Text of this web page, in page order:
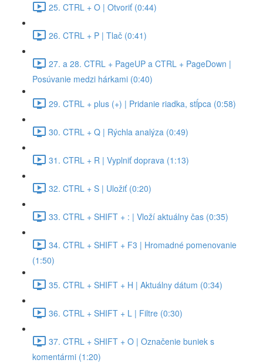
25. CTRL + O | Otvoriť (0:44)
26. CTRL + P | Tlač (0:41)
27. a 28. CTRL + PageUP a CTRL + PageDown |
Posúvanie medzi hárkami (0:40)
29. CTRL + plus (+) | Pridanie riadka, stĺpca (0:58)
30. CTRL + Q | Rýchla analýza (0:49)
31. CTRL + R | Vyplniť doprava (1:13)
32. CTRL + S | Uložiť (0:20)
33. CTRL + SHIFT + : | Vloží aktuálny čas (0:35)
34. CTRL + SHIFT + F3 | Hromadné pomenovanie
(1:50)
35. CTRL + SHIFT + H | Aktuálny dátum (0:34)
36. CTRL + SHIFT + L | Filtre (0:30)
37. CTRL + SHIFT + O | Označenie buniek s
komentármi (1:20)